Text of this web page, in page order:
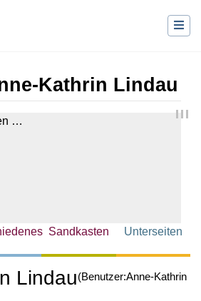
Kathrin Lindau
…
Sandkasten Unterseiten
Lindau(Benutzer:Anne-Kathrin